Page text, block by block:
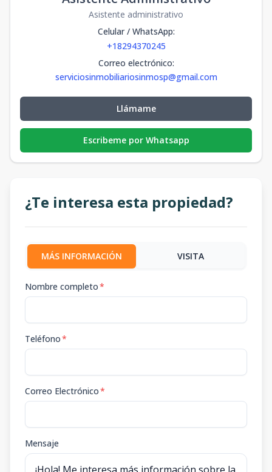
Asistente administrativo
Celular / WhatsApp:
+18294370245
Correo electrónico:
serviciosinmobiliariosinmosp@gmail.com
Llámame
Escribeme por Whatsapp
¿Te interesa esta propiedad?
MÁS INFORMACIÓN VISITA
Nombre completo*
Teléfono*
Correo Electrónico*
Mensaje